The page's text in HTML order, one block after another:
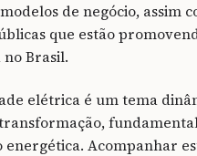
de negócio, assim
que estão
Brasil.
elétrica é um tema
energética. Acompanhar